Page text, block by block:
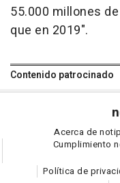
55.000 millones
que en 2019".
Contenido patrocinado
Acerca de
Cumplimiento
Política de